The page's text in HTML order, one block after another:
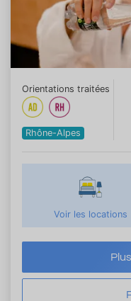
Orientations traitées
Rhône-Alpes
Voir les locations